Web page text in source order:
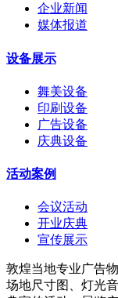
企业新闻
媒体报道
设备展示
舞美设备
印刷设备
广告设备
庆典设备
活动案例
会议活动
开业庆典
宣传展示
敦煌当地专业广告
场地尺寸图、灯光